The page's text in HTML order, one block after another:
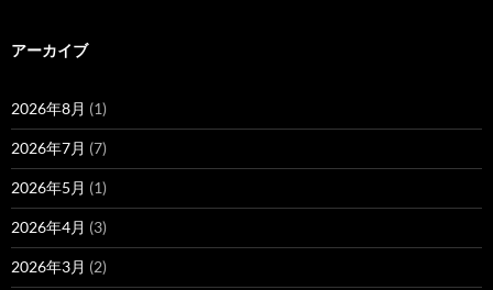
アーカイブ
2026年8月 (1)
2026年7月 (7)
2026年5月 (1)
2026年4月 (3)
2026年3月 (2)